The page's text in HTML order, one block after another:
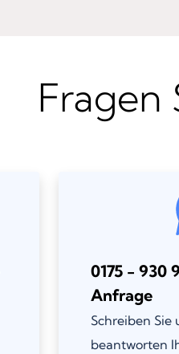
Fragen
0175 - 930
Anfrage
Schreiben Sie
beantworten